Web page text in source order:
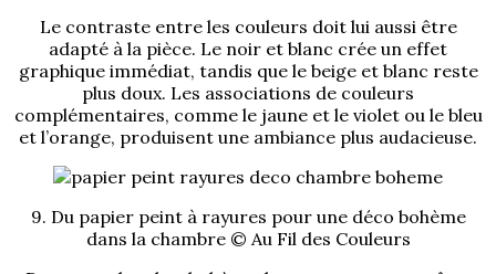
Le contraste entre les couleurs doit lui aussi être
adapté à la pièce. Le noir et blanc crée un effet
graphique immédiat, tandis que le beige et blanc reste
plus doux. Les associations de couleurs
complémentaires, comme le jaune et le violet ou le bleu
et l’orange, produisent une ambiance plus audacieuse.
9. Du papier peint à rayures pour une déco bohème
dans la chambre © Au Fil des Couleurs